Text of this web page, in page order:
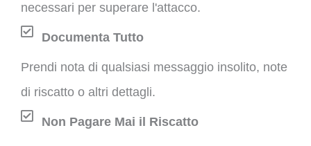
necessari per superare l'attacco.
Documenta Tutto
Prendi nota di qualsiasi messaggio insolito, note
di riscatto o altri dettagli.
Non Pagare Mai il Riscatto